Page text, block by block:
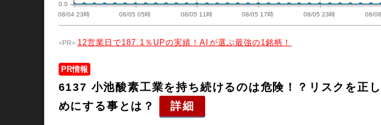
08/04 23時 08/05 05時 08/05 11時 08/05 17時 08/05 23時 08/
0.0
12営業日で187.1％UPの実績！AIが選ぶ最強の1銘柄！
PR情報
6137 小池酸素工業を持ち続けるのは危険！？リスクを正
めにする事とは？
詳細